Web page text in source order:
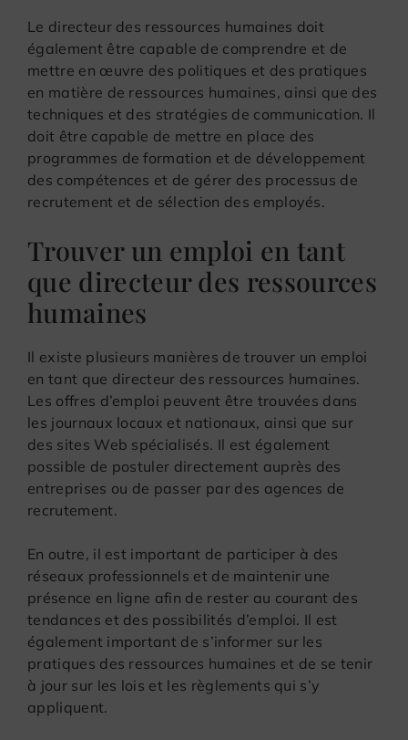
Le directeur des ressources humaines doit
également être capable de comprendre et de
mettre en œuvre des politiques et des pratiques
en matière de ressources humaines, ainsi que des
techniques et des stratégies de communication. Il
doit être capable de mettre en place des
programmes de formation et de développement
des compétences et de gérer des processus de
recrutement et de sélection des employés.
Trouver un emploi en tant
que directeur des ressources
humaines
Il existe plusieurs manières de trouver un emploi
en tant que directeur des ressources humaines.
Les offres d’emploi peuvent être trouvées dans
les journaux locaux et nationaux, ainsi que sur
des sites Web spécialisés. Il est également
possible de postuler directement auprès des
entreprises ou de passer par des agences de
recrutement.
En outre, il est important de participer à des
réseaux professionnels et de maintenir une
présence en ligne afin de rester au courant des
tendances et des possibilités d’emploi. Il est
également important de s’informer sur les
pratiques des ressources humaines et de se tenir
à jour sur les lois et les règlements qui s’y
appliquent.